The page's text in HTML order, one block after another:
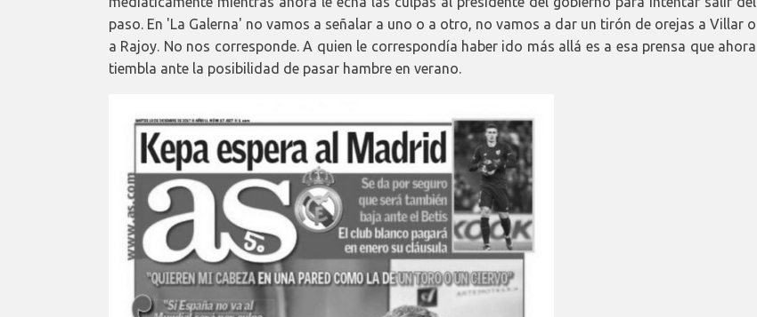
paso. En 'La Galerna' no vamos a señalar a uno o a otro, no vamos a dar un tirón de orejas a Villar o
a Rajoy. No nos corresponde. A quien le correspondía haber ido más allá es a esa prensa que ahora
tiembla ante la posibilidad de pasar hambre en verano.